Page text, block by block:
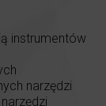
instrumentów
narzędzi